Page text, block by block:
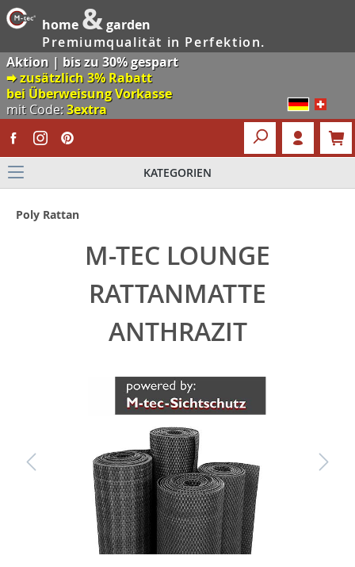
home &garden
Premiumqualität in Perfektion.
Aktion | bis zu 30% gespart
🠮 zusätzlich 3% Rabatt
bei Überweisung Vorkasse
mit Code:3extra
KATEGORIEN
Poly Rattan
M-TEC LOUNGE
RATTANMATTE
ANTHRAZIT